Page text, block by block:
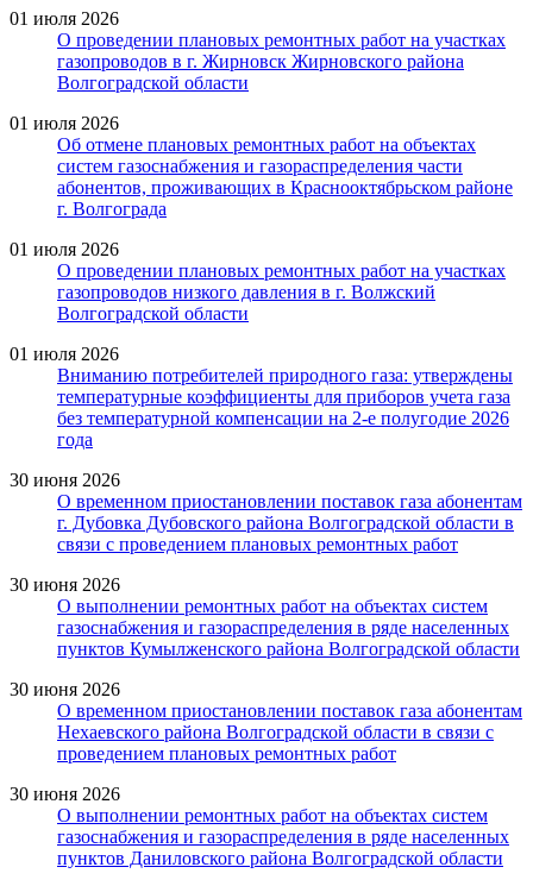
01 июля 2026
О проведении плановых ремонтных работ на участках
газопроводов в г. Жирновск Жирновского района
Волгоградской области
01 июля 2026
Об отмене плановых ремонтных работ на объектах
систем газоснабжения и газораспределения части
абонентов, проживающих в Краснооктябрьском районе
г. Волгограда
01 июля 2026
О проведении плановых ремонтных работ на участках
газопроводов низкого давления в г. Волжский
Волгоградской области
01 июля 2026
Вниманию потребителей природного газа: утверждены
температурные коэффициенты для приборов учета газа
без температурной компенсации на 2-е полугодие 2026
года
30 июня 2026
О временном приостановлении поставок газа абонентам
г. Дубовка Дубовского района Волгоградской области в
связи с проведением плановых ремонтных работ
30 июня 2026
О выполнении ремонтных работ на объектах систем
газоснабжения и газораспределения в ряде населенных
пунктов Кумылженского района Волгоградской области
30 июня 2026
О временном приостановлении поставок газа абонентам
Нехаевского района Волгоградской области в связи с
проведением плановых ремонтных работ
30 июня 2026
О выполнении ремонтных работ на объектах систем
газоснабжения и газораспределения в ряде населенных
пунктов Даниловского района Волгоградской области